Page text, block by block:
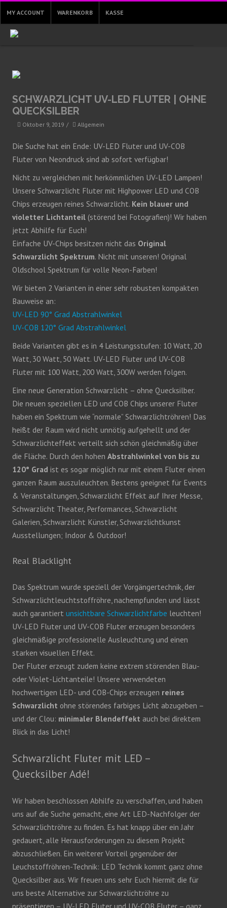
MY ACCOUNT WARENKORB KASSE
SCHWARZLICHT UV-LED FLUTER | OHNE
QUECKSILBER
Oktober 9, 2019 / Allgemein
Die Suche hat ein Ende: UV-LED Fluter und UV-COB
Fluter von Neondruck sind ab sofort verfügbar!
Nicht zu vergleichen mit herkömmlichen UV-LED Lampen!
Unsere Schwarzlicht Fluter mit Highpower LED und COB
Chips erzeugen reines Schwarzlicht. Kein blauer und
violetter Lichtanteil (störend bei Fotografien)! Wir haben
jetzt Abhilfe für Euch!
Einfache UV-Chips besitzen nicht das Original
Schwarzlicht Spektrum. Nicht mit unseren! Original
Oldschool Spektrum für volle Neon-Farben!
Wir bieten 2 Varianten in einer sehr robusten kompakten
Bauweise an:
UV-LED 90° Grad Abstrahlwinkel
UV-COB 120° Grad Abstrahlwinkel
Beide Varianten gibt es in 4 Leistungsstufen: 10 Watt, 20
Watt, 30 Watt, 50 Watt. UV-LED Fluter und UV-COB
Fluter mit 100 Watt, 200 Watt, 300W werden folgen.
Eine neue Generation Schwarzlicht – ohne Quecksilber.
Die neuen speziellen LED und COB Chips unserer Fluter
haben ein Spektrum wie “normale” Schwarzlichtröhren! Das
heißt der Raum wird nicht unnötig aufgehellt und der
Schwarzlichteffekt verteilt sich schön gleichmäßig über
die Fläche. Durch den hohen Abstrahlwinkel von bis zu
120° Grad ist es sogar möglich nur mit einem Fluter einen
ganzen Raum auszuleuchten. Bestens geeignet für Events
& Veranstaltungen, Schwarzlicht Effekt auf Ihrer Messe,
Schwarzlicht Theater, Performances, Schwarzlicht
Galerien, Schwarzlicht Künstler, Schwarzlichtkunst
Ausstellungen; Indoor & Outdoor!
Real Blacklight
Das Spektrum wurde speziell der Vorgängertechnik, der
Schwarzlichtleuchtstoffröhre, nachempfunden und lässt
auch garantiert unsichtbare Schwarzlichtfarbe leuchten!
UV-LED Fluter und UV-COB Fluter erzeugen besonders
gleichmäßige professionelle Ausleuchtung und einen
starken visuellen Effekt.
Der Fluter erzeugt zudem keine extrem störenden Blau-
oder Violet-Lichtanteile! Unsere verwendeten
hochwertigen LED- und COB-Chips erzeugen reines
Schwarzlicht ohne störendes farbiges Licht abzugeben –
und der Clou: minimaler Blendeffekt auch bei direktem
Blick in das Licht!
Schwarzlicht Fluter mit LED –
Quecksilber Adé!
Wir haben beschlossen Abhilfe zu verschaffen, und haben
uns auf die Suche gemacht, eine Art LED-Nachfolger der
Schwarzlichtröhre zu finden. Es hat knapp über ein Jahr
gedauert, alle Herausforderungen zu diesem Projekt
abzuschließen. Ein weiterer Vorteil gegenüber der
Leuchstoffröhren-Technik: LED Technik kommt ganz ohne
Quecksilber aus. Wir freuen uns sehr Euch hiermit die für
uns beste Alternative zur Schwarzlichtröhre zu
präsentieren – UV-LED Fluter und UV-COB Fluter – ganz